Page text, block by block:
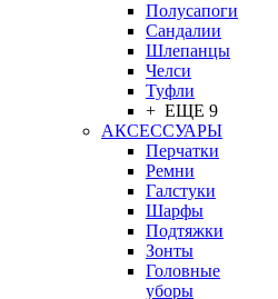
Полусапоги
Сандалии
Шлепанцы
Челси
Туфли
+ ЕЩЕ 9
АКСЕССУАРЫ
Перчатки
Ремни
Галстуки
Шарфы
Подтяжки
Зонты
Головные
уборы